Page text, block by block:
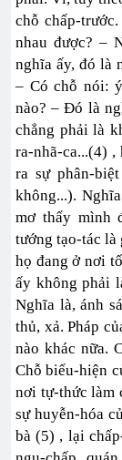
chỗ chấp-
nhau được? –
nghĩa ấy, đó là
– Có chỗ nói:
nào? – Đó là
chẳng phải là
ra-nhã-ca...(4)
ra sự phân-
không...).
mơ thấy mình
tướng tạo-tác là
họ đang ở nơi
ấy không phải
Nghĩa là, ánh
thủ, xả. Pháp
nào khác nữa.
Chỗ biểu-hiện
nơi tự-thức làm
sự huyễn-hóa
bà (5) , lại